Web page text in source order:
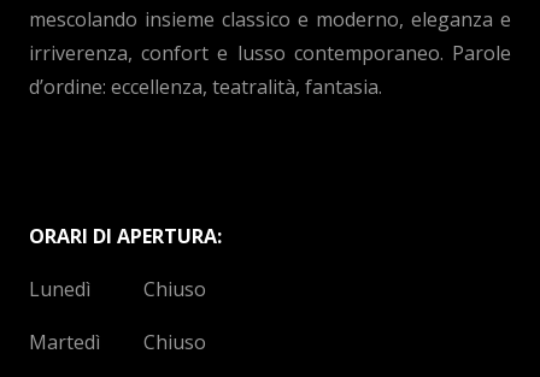
mescolando insieme classico e moderno, eleganza e
irriverenza, confort e lusso contemporaneo. Parole
d’ordine: eccellenza, teatralità, fantasia.
ORARI DI APERTURA:
Lunedì Chiuso
Martedì Chiuso